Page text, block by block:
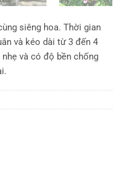
siêng hoa. Thời gian
và kéo dài từ 3 đến 4
và có độ bền chống